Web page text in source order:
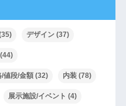
デザイン(37)
/値段/金額(32) 内装(78)
展示施設/イベント (4)